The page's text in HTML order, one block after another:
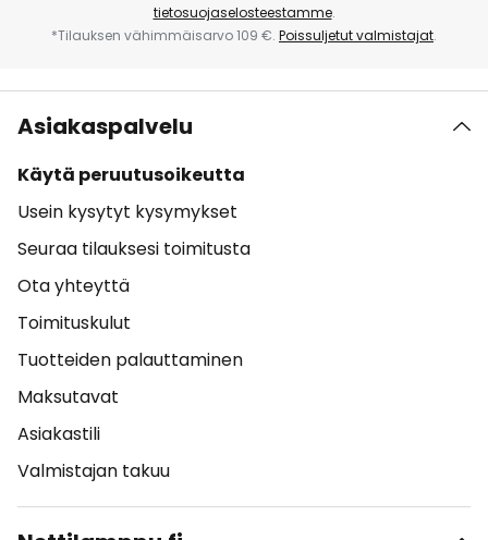
tietosuojaselosteestamme.
*Tilauksen vähimmäisarvo 109 €. Poissuljetut valmistajat.
Asiakaspalvelu
Käytä peruutusoikeutta
Usein kysytyt kysymykset
Seuraa tilauksesi toimitusta
Ota yhteyttä
Toimituskulut
Tuotteiden palauttaminen
Maksutavat
Asiakastili
Valmistajan takuu